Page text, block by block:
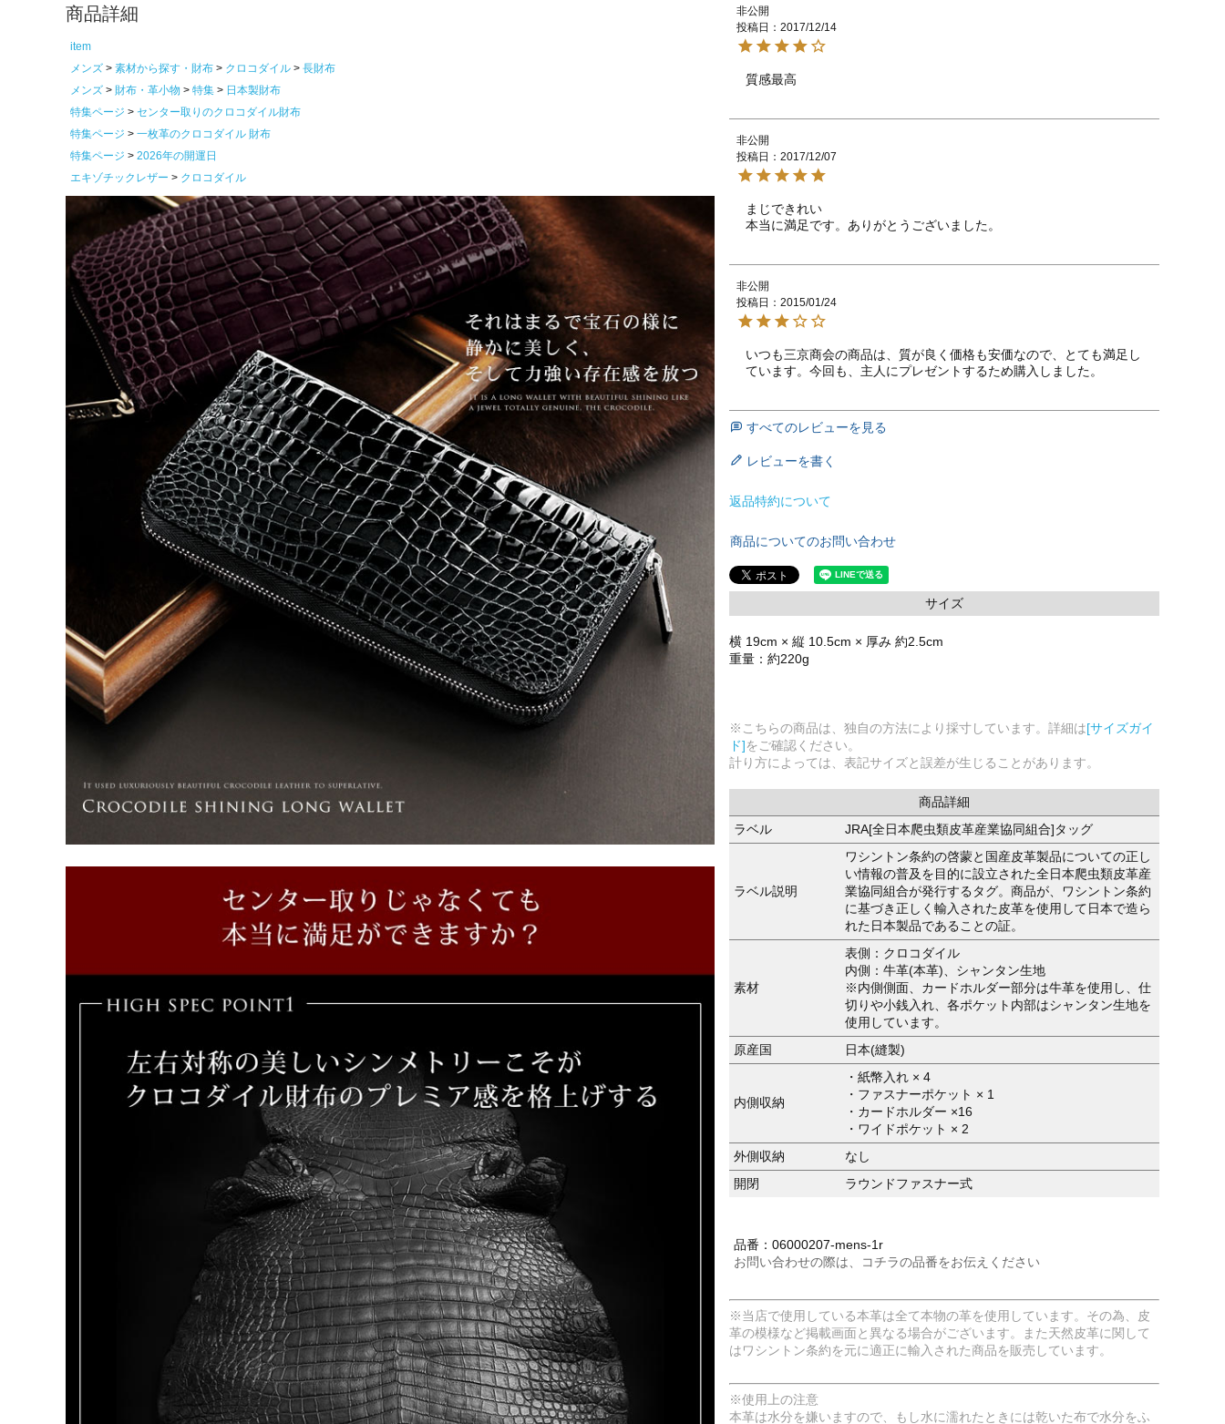
商品詳細
item
メンズ
素材から探す・財布 クロコダイル
長財布
メンズ
財布・革小物 特集
日本製財布
特集ページ
センター取りのクロコダイル財布
特集ページ
一枚革のクロコダイル 財布
特集ページ
2026年の開運日
エキゾチックレザー
クロコダイル
非公開
投稿日
2017/12/14
質感最高
非公開
投稿日
2017/12/07
まじできれい
本当に満足です。ありがとうございました。
非公開
投稿日
2015/01/24
いつも三京商会の商品は、質が良く価格も安価なので、とても満足し
ています。今回も、主人にプレゼントするため購入しました。
すべてのレビューを見る
レビューを書く
返品特約について
商品についてのお問い合わせ
サイズ
横 19cm × 縦 10.5cm × 厚み 約2.5cm
重量：約220g
※こちらの商品は、独自の方法により採寸しています。詳細は[サイズガイ
ド]をご確認ください。
計り方によっては、表記サイズと誤差が生じることがあります。
商品詳細
ラベル
JRA[全日本爬虫類皮革産業協同組合]タッグ
ラベル説明
ワシントン条約の啓蒙と国産皮革製品についての正し
い情報の普及を目的に設立された全日本爬虫類皮革産
業協同組合が発行するタグ。商品が、ワシントン条約
に基づき正しく輸入された皮革を使用して日本で造ら
れた日本製品であることの証。
素材
表側：クロコダイル
内側：牛革(本革)、シャンタン生地
※内側側面、カードホルダー部分は牛革を使用し、仕
切りや小銭入れ、各ポケット内部はシャンタン生地を
使用しています。
原産国
日本(縫製)
内側収納
・紙幣入れ × 4
・ファスナーポケット × 1
・カードホルダー ×16
・ワイドポケット × 2
外側収納
なし
開閉
ラウンドファスナー式
品番：06000207-mens-1r
お問い合わせの際は、コチラの品番をお伝えください
※当店で使用している本革は全て本物の革を使用しています。その為、皮
革の模様など掲載画面と異なる場合がございます。また天然皮革に関して
はワシントン条約を元に適正に輸入された商品を販売しています。
※使用上の注意
本革は水分を嫌いますので、もし水に濡れたときには乾いた布で水分をふ